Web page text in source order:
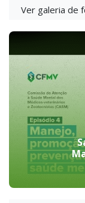
Ver galeria de